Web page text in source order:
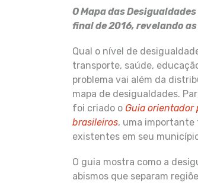
O Mapa das
final de 2016, revelando
Qual o nível de
transporte, saúde,
problema vai além da
mapa de desigualdades.
foi criado o Guia orientador
brasileiros, uma importante
existentes em seu
O guia mostra como a
abismos que separam